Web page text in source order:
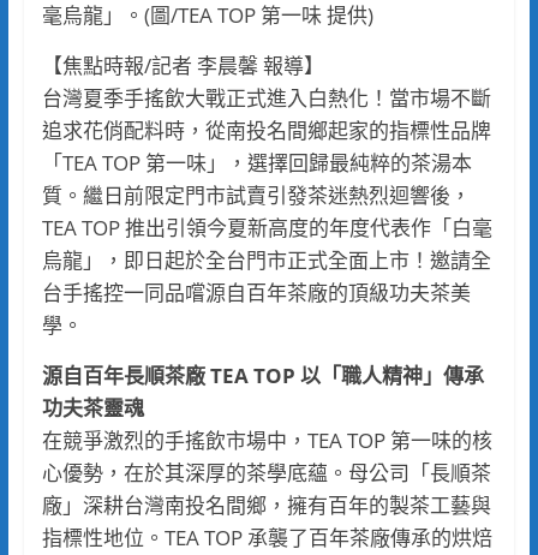
毫烏龍」。(圖/TEA TOP 第一味 提供)
【焦點時報/記者 李晨馨 報導】
台灣夏季手搖飲大戰正式進入白熱化！當市場不斷
追求花俏配料時，從南投名間鄉起家的指標性品牌
「TEA TOP 第一味」，選擇回歸最純粹的茶湯本
質。繼日前限定門市試賣引發茶迷熱烈迴響後，
TEA TOP 推出引領今夏新高度的年度代表作「白毫
烏龍」，即日起於全台門市正式全面上市！邀請全
台手搖控一同品嚐源自百年茶廠的頂級功夫茶美
學。
源自百年長順茶廠 TEA TOP 以「職人精神」傳承
功夫茶靈魂
在競爭激烈的手搖飲市場中，TEA TOP 第一味的核
心優勢，在於其深厚的茶學底蘊。母公司「長順茶
廠」深耕台灣南投名間鄉，擁有百年的製茶工藝與
指標性地位。TEA TOP 承襲了百年茶廠傳承的烘焙